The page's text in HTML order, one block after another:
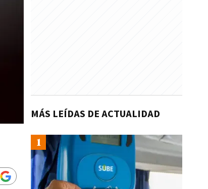
MÁS LEÍDAS DE ACTUALIDAD